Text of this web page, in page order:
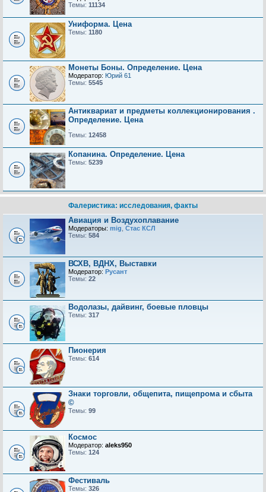
Темы: 11134
Униформа. Цена
Темы: 1180
Монеты Боны. Определение. Цена
Модератор: Юрий 61
Темы: 5545
Антиквариат и предметы коллекционирования .
Определение. Цена
Темы: 12458
Копанина. Определение. Цена
Темы: 5239
Фалеристика: исследования, факты
Авиация и Воздухоплавание
Модераторы: mig Стас КСЛ
Темы: 584
ВСХВ, ВДНХ, Выставки
Модератор: Русант
Темы: 22
Водолазы, дайвинг, боевые пловцы
Темы: 317
Пионерия
Темы: 614
Знаки торговли, общепита, пищепрома и сбыта
©
Темы: 99
Космос
Модератор: aleks950
Темы: 124
Фестиваль
Темы: 326